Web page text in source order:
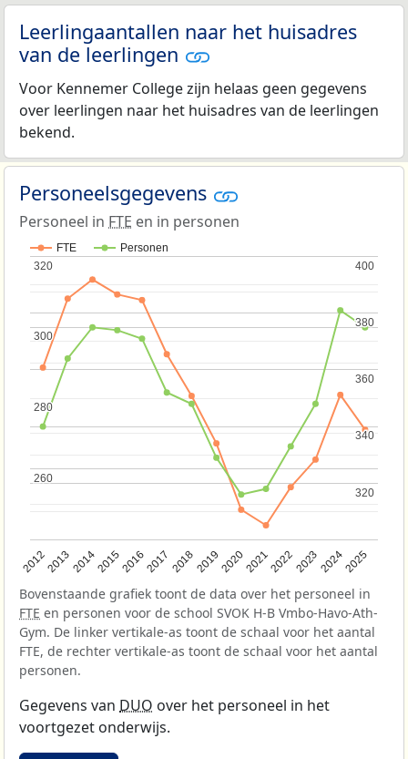
Leerlingaantallen naar het huisadres
van de leerlingen
Voor Kennemer College zijn helaas geen gegevens
over leerlingen naar het huisadres van de leerlingen
bekend.
Personeelsgegevens
Personeel in FTE en in personen
FTE Personen
201220132014201520162017 20182019202020212022202320242025
260
260
280
280
300
300
320
320
320
320
340
340
360
360
380
380
400
400
Bovenstaande grafiek toont de data over het personeel in
FTE en personen voor de school SVOK H-B Vmbo-Havo-Ath-
Gym. De linker vertikale-as toont de schaal voor het aantal
FTE, de rechter vertikale-as toont de schaal voor het aantal
personen.
Gegevens van DUO over het personeel in het
voortgezet onderwijs.